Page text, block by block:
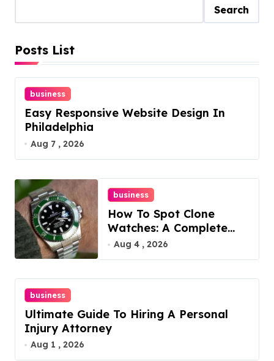
Search
Posts List
business
Easy Responsive Website Design In
Philadelphia
Aug 7 , 2026
business
How To Spot Clone
Watches: A Complete
Guide
Aug 4 , 2026
business
Ultimate Guide To Hiring A Personal
Injury Attorney
Aug 1 , 2026